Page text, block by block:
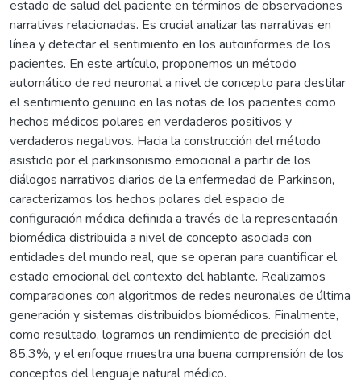
estado de salud del paciente en términos de observaciones
narrativas relacionadas. Es crucial analizar las narrativas en
línea y detectar el sentimiento en los autoinformes de los
pacientes. En este artículo, proponemos un método
automático de red neuronal a nivel de concepto para destilar
el sentimiento genuino en las notas de los pacientes como
hechos médicos polares en verdaderos positivos y
verdaderos negativos. Hacia la construcción del método
asistido por el parkinsonismo emocional a partir de los
diálogos narrativos diarios de la enfermedad de Parkinson,
caracterizamos los hechos polares del espacio de
configuración médica definida a través de la representación
biomédica distribuida a nivel de concepto asociada con
entidades del mundo real, que se operan para cuantificar el
estado emocional del contexto del hablante. Realizamos
comparaciones con algoritmos de redes neuronales de última
generación y sistemas distribuidos biomédicos. Finalmente,
como resultado, logramos un rendimiento de precisión del
85,3%, y el enfoque muestra una buena comprensión de los
conceptos del lenguaje natural médico.